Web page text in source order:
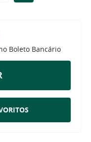
Boleto Bancário